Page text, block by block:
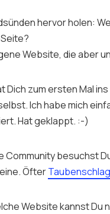
hervor holen:
Website, die aber
Dich zum ersten Mal
Ich habe mich
Hat geklappt. :-)
Communitybesuchst
ÖfterTaubenschlag
Websitekannst Du